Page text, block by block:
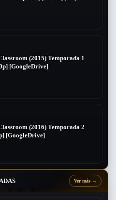
(2015) Temporada 1
[GoogleDrive]
(2016) Temporada 2
[GoogleDrive]
Ver más →